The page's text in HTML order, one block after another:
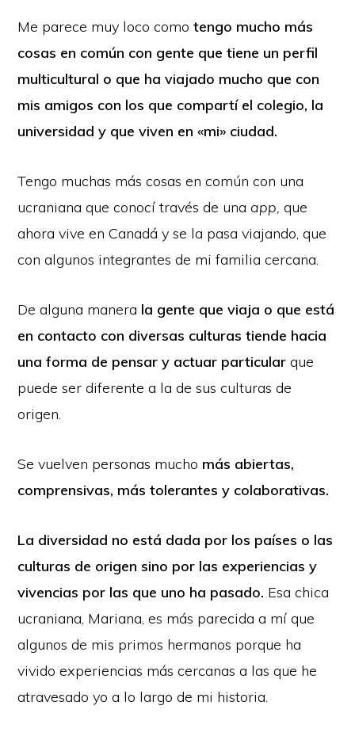
Me parece muy loco comotengo mucho más
cosas en común con gente que tiene un perfil
multicultural o que ha viajado mucho que con
mis amigos con los que compartí el colegio, la
universidad y que viven en «mi» ciudad.
Tengo muchas más cosas en común con una
ucraniana que conocí través de una app, que
ahora vive en Canadá y se la pasa viajando, que
con algunos integrantes de mi familia cercana.
De alguna manera la gente que viaja o que está
en contacto con diversas culturas tiende hacia
una forma de pensar y actuar particular que
puede ser diferente a la de sus culturas de
origen.
Se vuelven personas mucho más abiertas,
comprensivas, más tolerantes y colaborativas.
La diversidad no está dada por los países o las
culturas de origen sino por las experiencias y
vivencias por las que uno ha pasado. Esa chica
ucraniana, Mariana, es más parecida a mí que
algunos de mis primos hermanos porque ha
vivido experiencias más cercanas a las que he
atravesado yo a lo largo de mi historia.